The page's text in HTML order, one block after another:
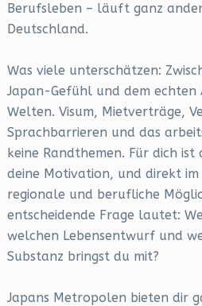
Berufsleben – läuft ganz
Deutschland.
Was viele unterschätzen:
Japan-Gefühl und dem
Welten. Visum, Mietverträge,
Sprachbarrieren und das
keine Randthemen. Für dich
deine Motivation, und direkt
regionale und berufliche
entscheidende Frage lautet:
welchen Lebensentwurf und
Substanz bringst du mit?
Japans Metropolen bieten dir